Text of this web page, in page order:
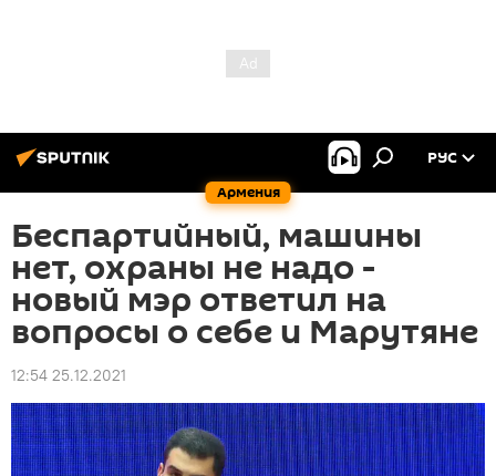
Армения
РУС
Беспартийный, машины
нет, охраны не надо -
новый мэр ответил на
вопросы о себе и Марутяне
12:54 25.12.2021